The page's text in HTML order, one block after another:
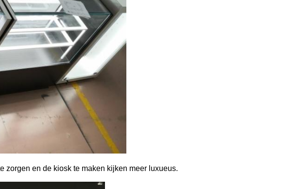
zorgen en de kiosk te maken kijken meer luxueus.